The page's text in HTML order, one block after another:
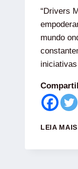
“Drivers
mundo
LEIA MAIS